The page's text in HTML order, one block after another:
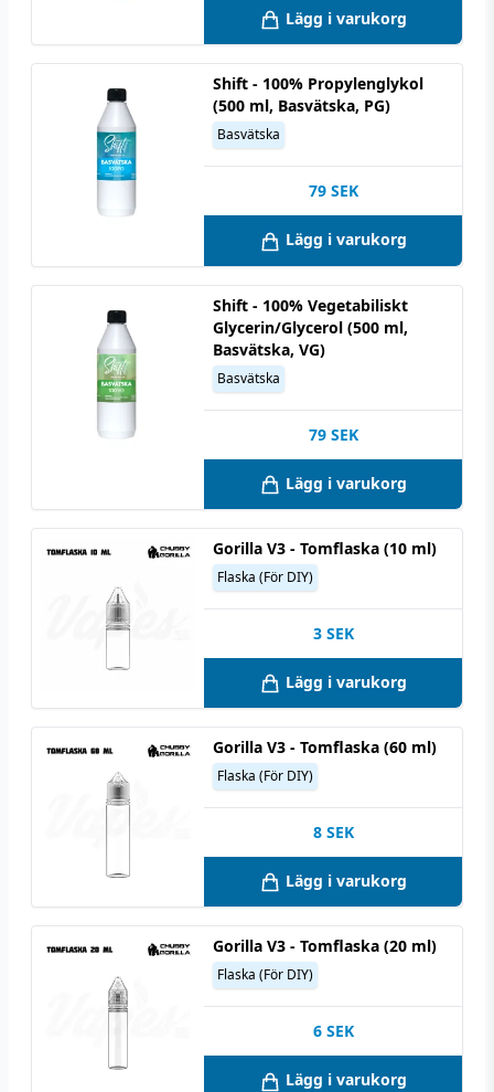
Lägg i varukorg
Shift - 100% Propylenglykol
(500 ml, Basvätska, PG)
Basvätska
79 SEK
Lägg i varukorg
Shift - 100% Vegetabiliskt
Glycerin/Glycerol (500 ml,
Basvätska, VG)
Basvätska
79 SEK
Lägg i varukorg
Gorilla V3 - Tomflaska (10 ml)
Flaska (För DIY)
3 SEK
Lägg i varukorg
Gorilla V3 - Tomflaska (60 ml)
Flaska (För DIY)
8 SEK
Lägg i varukorg
Gorilla V3 - Tomflaska (20 ml)
Flaska (För DIY)
6 SEK
Lägg i varukorg